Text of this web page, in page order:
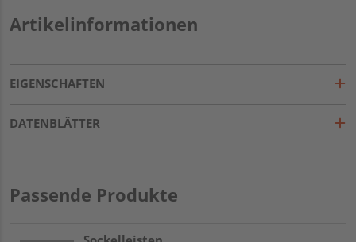
Artikelinformationen
EIGENSCHAFTEN
DATENBLÄTTER
Passende Produkte